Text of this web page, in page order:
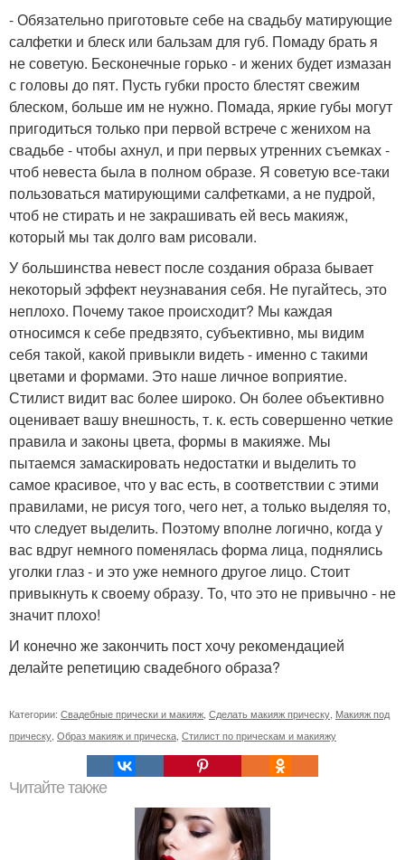
- Обязательно приготовьте себе на свадьбу матирующие
салфетки и блеск или бальзам для губ. Помаду брать я
не советую. Бесконечные горько - и жених будет измазан
с головы до пят. Пусть губки просто блестят свежим
блеском, больше им не нужно. Помада, яркие губы могут
пригодиться только при первой встрече с женихом на
свадьбе - чтобы ахнул, и при первых утренних съемках -
чтоб невеста была в полном образе. Я советую все-таки
пользоваться матирующими салфетками, а не пудрой,
чтоб не стирать и не закрашивать ей весь макияж,
который мы так долго вам рисовали.
У большинства невест после создания образа бывает
некоторый эффект неузнавания себя. Не пугайтесь, это
неплохо. Почему такое происходит? Мы каждая
относимся к себе предвзято, субъективно, мы видим
себя такой, какой привыкли видеть - именно с такими
цветами и формами. Это наше личное воприятие.
Стилист видит вас более широко. Он более объективно
оценивает вашу внешность, т. к. есть совершенно четкие
правила и законы цвета, формы в макияже. Мы
пытаемся замаскировать недостатки и выделить то
самое красивое, что у вас есть, в соответствии с этими
правилами, не рисуя того, чего нет, а только выделяя то,
что следует выделить. Поэтому вполне логично, когда у
вас вдруг немного поменялась форма лица, поднялись
уголки глаз - и это уже немного другое лицо. Стоит
привыкнуть к своему образу. То, что это не привычно - не
значит плохо!
И конечно же закончить пост хочу рекомендацией
делайте репетицию свадебного образа?
Категории: Свадебные прически и макияж Сделать макияж прическу Макияж под
прическу Образ макияж и прическа Стилист по прическам и макияжу
Читайте также